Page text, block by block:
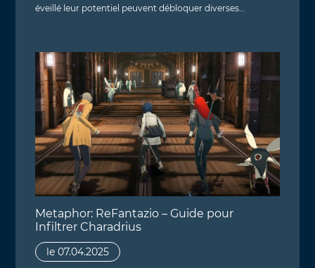
éveillé leur potentiel peuvent débloquer diverses…
Metaphor: ReFantazio – Guide pour
Infiltrer Charadrius
le 07.04.2025